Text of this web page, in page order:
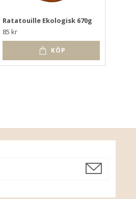
Ratatouille Ekologisk 670g
85 kr
KÖP